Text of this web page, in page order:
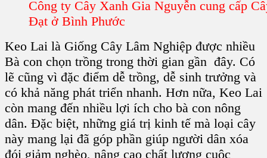
Công ty Cây Xanh Gia Nguyễn cung cấp
Đạt ở Bình Phước
Keo Lai là Giống Cây Lâm Nghiệp được nhiều
Bà con chọn trồng trong thời gian gần đây. Có
lẽ cũng vì đặc điểm dễ trồng, dễ sinh trưởng và
có khả năng phát triển nhanh. Hơn nữa, Keo Lai
còn mang đến nhiều lợi ích cho bà con nông
dân. Đặc biệt, những giá trị kinh tế mà loại cây
này mang lại đã góp phần giúp người dân xóa
đói giảm nghèo, nâng cao chất lượng cuộc